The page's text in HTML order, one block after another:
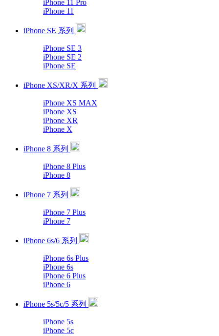
iPhone 11 Pro
iPhone 11
iPhone SE 系列
iPhone SE 3
iPhone SE 2
iPhone SE
iPhone XS/XR/X 系列
iPhone XS MAX
iPhone XS
iPhone XR
iPhone X
iPhone 8 系列
iPhone 8 Plus
iPhone 8
iPhone 7 系列
iPhone 7 Plus
iPhone 7
iPhone 6s/6 系列
iPhone 6s Plus
iPhone 6s
iPhone 6 Plus
iPhone 6
iPhone 5s/5c/5 系列
iPhone 5s
iPhone 5c